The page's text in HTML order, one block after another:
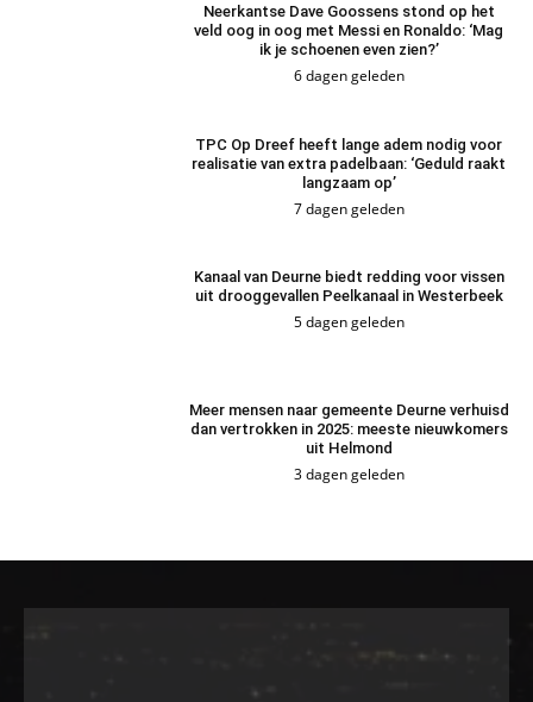
Neerkantse Dave Goossens stond op het
veld oog in oog met Messi en Ronaldo: ‘Mag
ik je schoenen even zien?’
6 dagen geleden
TPC Op Dreef heeft lange adem nodig voor
realisatie van extra padelbaan: ‘Geduld raakt
langzaam op’
7 dagen geleden
Kanaal van Deurne biedt redding voor vissen
uit drooggevallen Peelkanaal in Westerbeek
5 dagen geleden
Meer mensen naar gemeente Deurne verhuisd
dan vertrokken in 2025: meeste nieuwkomers
uit Helmond
3 dagen geleden